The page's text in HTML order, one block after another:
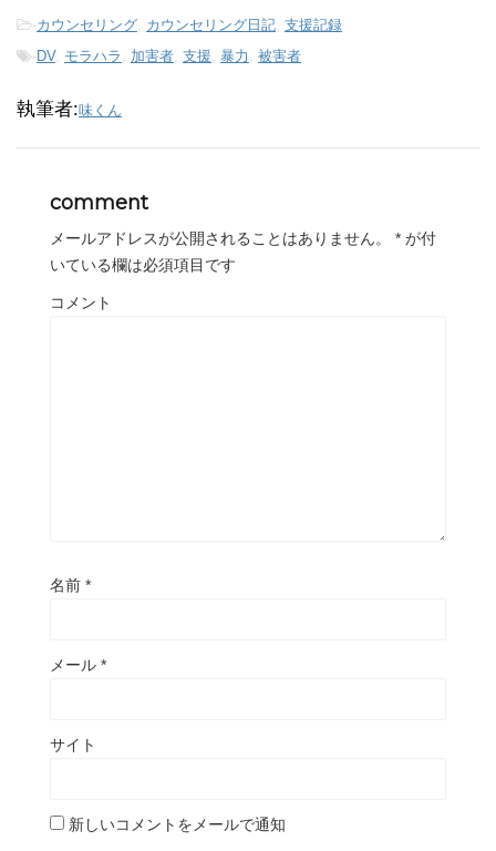
-カウンセリング カウンセリング日記 支援記録
-DV, モラハラ 加害者 支援 暴力 被害者
執筆者:味くん
comment
メールアドレスが公開されることはありません。 * が付
いている欄は必須項目です
コメント
名前 *
メール *
サイト
新しいコメントをメールで通知